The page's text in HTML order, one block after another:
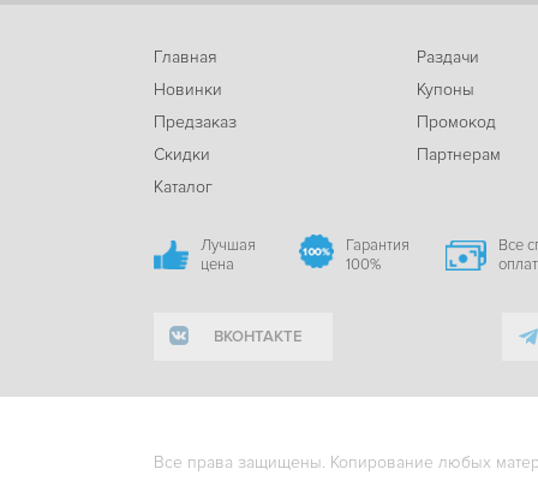
Главная
Новинки
Предзаказ
Скидки
Каталог
Раздачи
Купоны
Промокод
Партнерам
Лучшая
цена
Гарантия
100%
Все
ВКОНТАКТЕ
Все права защищены. Копирование любых